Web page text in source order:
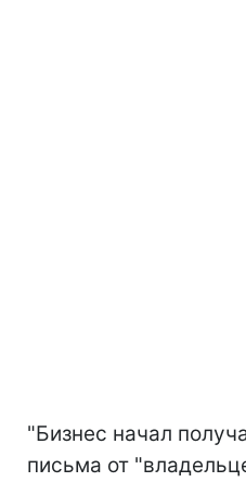
"Бизнес начал
письма от